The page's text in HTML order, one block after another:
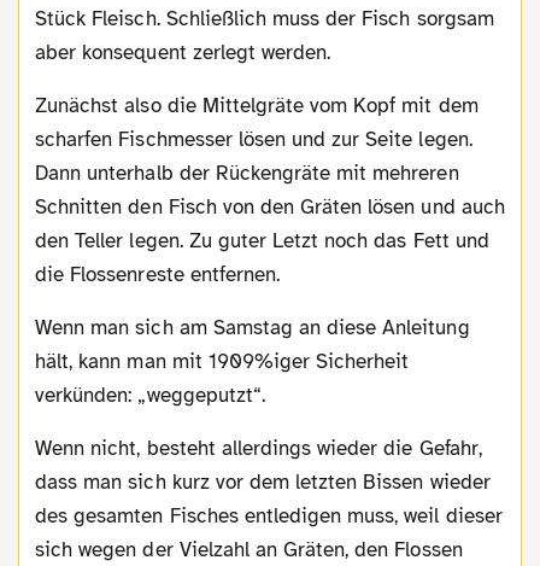
Stück Fleisch. Schließlich muss der Fisch sorgsam
aber konsequent zerlegt werden.
Zunächst also die Mittelgräte vom Kopf mit dem
scharfen Fischmesser lösen und zur Seite legen.
Dann unterhalb der Rückengräte mit mehreren
Schnitten den Fisch von den Gräten lösen und auch
den Teller legen. Zu guter Letzt noch das Fett und
die Flossenreste entfernen.
Wenn man sich am Samstag an diese Anleitung
hält, kann man mit 1909%iger Sicherheit
verkünden: „weggeputzt“.
Wenn nicht, besteht allerdings wieder die Gefahr,
dass man sich kurz vor dem letzten Bissen wieder
des gesamten Fisches entledigen muss, weil dieser
sich wegen der Vielzahl an Gräten, den Flossen